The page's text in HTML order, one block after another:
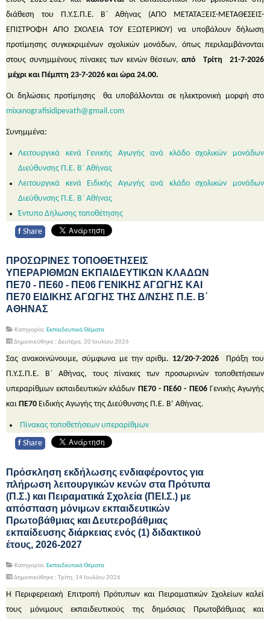
διάθεση του Π.Υ.Σ.Π.Ε. Β΄ Αθήνας (ΑΠΟ ΜΕΤΑΤΑΞΕΙΣ-ΜΕΤΑΘΕΣΕΙΣ-
ΕΠΙΣΤΡΟΦΗ ΑΠΟ ΣΧΟΛΕΙΑ ΤΟΥ ΕΞΩΤΕΡΙΚΟΥ) να υποβάλουν δήλωση
προτίμησης συγκεκριμένων σχολικών μονάδων, όπως περιλαμβάνονται
στους συνημμένους πίνακες των κενών θέσεων,από Τρίτη 21-7-2026
μέχρι και Πέμπτη 23-7-2026 και ώρα 24.00.
Οι δηλώσεις προτίμησης θα υποβάλλονται σε ηλεκτρονική μορφή στο
mixanografisidipevath@gmail.com
Συνημμένα:
Λειτουργικά κενά Γενικής Αγωγής ανά κλάδο σχολικών μονάδων
Διεύθυνσης Π.Ε. Β΄ Αθήνας
Λειτουργικά κενά Ειδικής Αγωγής ανά κλάδο σχολικών μονάδων
Διεύθυνσης Π.Ε. Β΄ Αθήνας
Έντυπο Δήλωσης τοποθέτησης
f Share
ΠΡΟΣΩΡΙΝΕΣ ΤΟΠΟΘΕΤΗΣΕΙΣ
ΥΠΕΡΑΡΙΘΜΩΝ ΕΚΠΑΙΔΕΥΤΙΚΩΝ ΚΛΑΔΩΝ
ΠΕ70 - ΠΕ60 - ΠΕ06 ΓΕΝΙΚΗΣ ΑΓΩΓΗΣ ΚΑΙ
ΠΕ70 ΕΙΔΙΚΗΣ ΑΓΩΓΗΣ ΤΗΣ Δ/ΝΣΗΣ Π.Ε. Β΄
ΑΘΗΝΑΣ
Κατηγορία: Εκπαιδευτικά Θέματα
Δημοσιεύθηκε : Δευτέρα, 20 Ιουλίου 2026
Σας ανακοινώνουμε, σύμφωνα με την αριθμ. 12/20-7-2026
Πράξη του
Π.Υ.Σ.Π.Ε. Β΄ Αθήνας, τους πίνακες των προσωρινών τοποθετήσεων
υπεραρίθμων εκπαιδευτικών κλάδων ΠΕ70 - ΠΕ60 - ΠΕ06 Γενικής Αγωγής
και ΠΕ70 Ειδικής Αγωγής της Διεύθυνσης Π.Ε. Β’ Αθήνας.
Πίνακας τοποθετήσεων υπεραρίθμων
f Share
Πρόσκληση εκδήλωσης ενδιαφέροντος για
πλήρωση λειτουργικών κενών στα Πρότυπα
(Π.Σ.) και Πειραματικά Σχολεία (ΠΕΙ.Σ.) με
απόσπαση μόνιμων εκπαιδευτικών
Πρωτοβάθμιας και Δευτεροβάθμιας
εκπαίδευσης διάρκειας ενός (1) διδακτικού
έτους, 2026-2027
Κατηγορία: Εκπαιδευτικά Θέματα
Δημοσιεύθηκε : Τρίτη, 14 Ιουλίου 2026
Η Περιφερειακή Επιτροπή Πρότυπων και Πειραματικών Σχολείων καλεί
τους μόνιμους εκπαιδευτικούς της δημόσιας Πρωτοβάθμιας και